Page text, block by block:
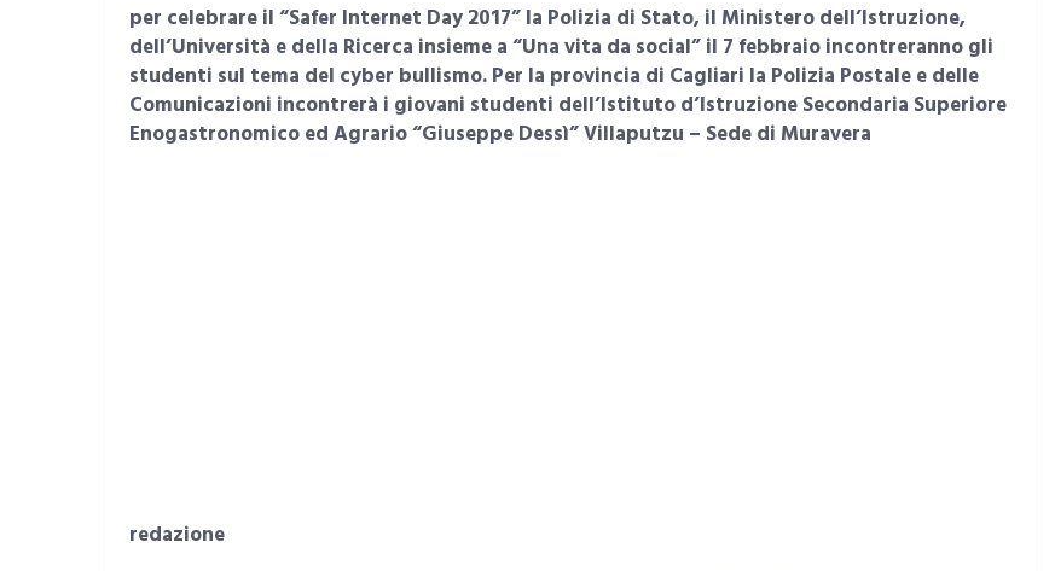
per celebrare il “Safer Internet Day 2017” la Polizia di Stato, il Ministero dell’Istruzione,
dell’Università e della Ricerca insieme a “Una vita da social” il 7 febbraio incontreranno gli
studenti sul tema del cyber bullismo. Per la provincia di Cagliari la Polizia Postale e delle
Comunicazioni incontrerà i giovani studenti dell’Istituto d’Istruzione Secondaria Superiore
Enogastronomico ed Agrario “Giuseppe Dessì” Villaputzu – Sede di Muravera
redazione